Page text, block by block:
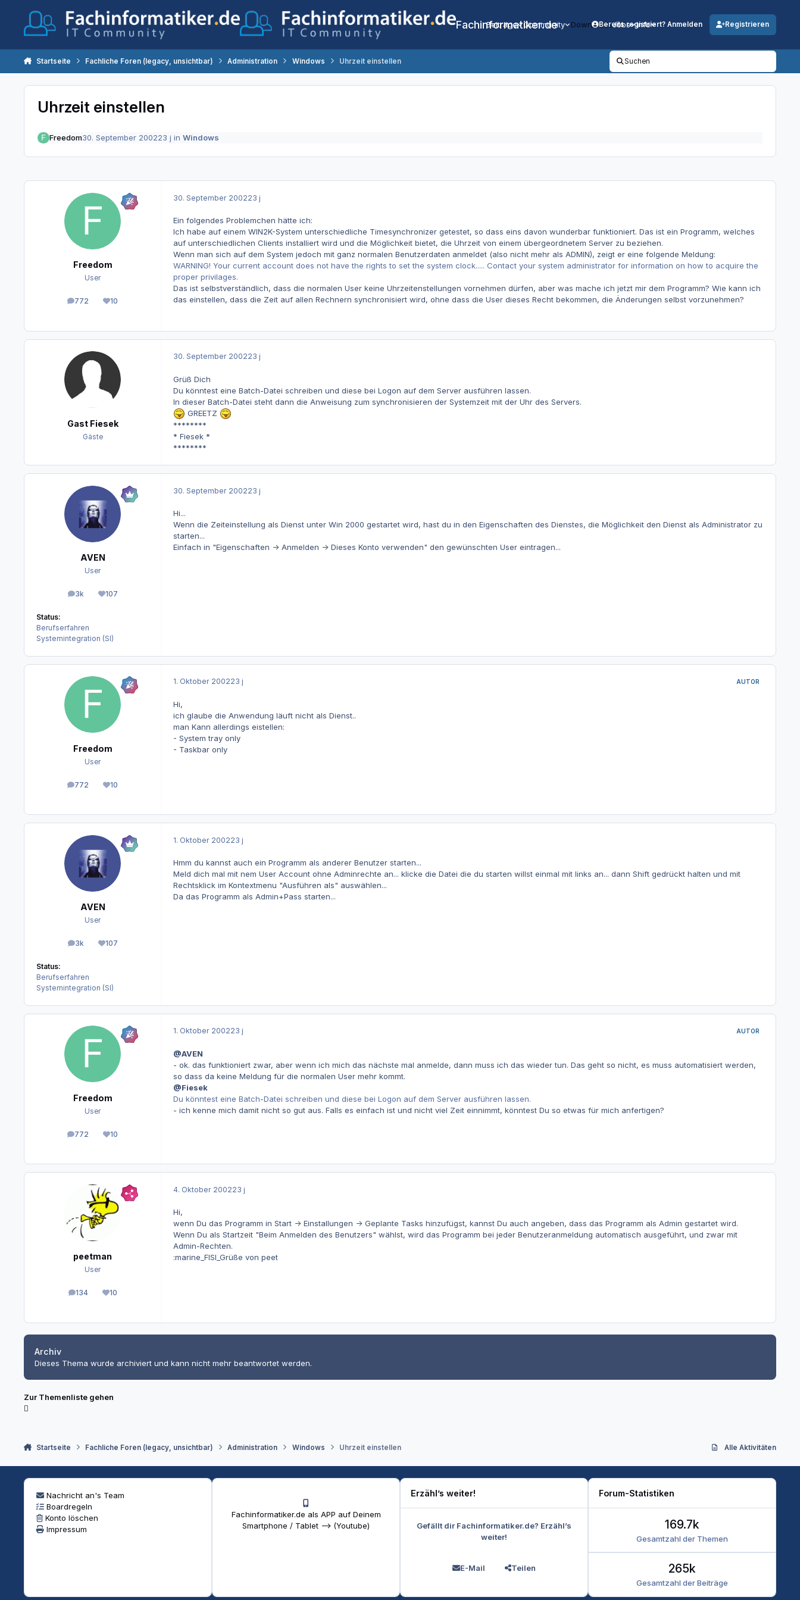
Fachinformatiker.de
Beiträge Community DownloadsJobs Info
Bereits registriert? Anmelden Registrieren
Startseite Fachliche Foren (legacy, unsichtbar) Administration Windows Uhrzeit einstellen Suchen
Uhrzeit einstellen
Freedom30. September 200223 j in Windows
Freedom
User
772
Beiträge 10
Reputation
30. September 200223 j
Ein folgendes Problemchen hätte ich:
Ich habe auf einem WIN2K-System unterschiedliche Timesynchronizer getestet, so dass eins davon wunderbar funktioniert. Das ist ein Programm, welches
auf unterschiedlichen Clients installiert wird und die Möglichkeit bietet, die Uhrzeit von einem übergeordnetem Server zu beziehen.
Wenn man sich auf dem System jedoch mit ganz normalen Benutzerdaten anmeldet (also nicht mehr als ADMIN), zeigt er eine folgende Meldung:
WARNING! Your current account does not have the rights to set the system clock..... Contact your system administrator for information on how to acquire the
proper privilages.
Das ist selbstverständlich, dass die normalen User keine Uhrzeitenstellungen vornehmen dürfen, aber was mache ich jetzt mir dem Programm? Wie kann ich
das einstellen, dass die Zeit auf allen Rechnern synchronisiert wird, ohne dass die User dieses Recht bekommen, die Änderungen selbst vorzunehmen?
Gast Fiesek
Gäste
30. September 200223 j
Grüß Dich
Du könntest eine Batch-Datei schreiben und diese bei Logon auf dem Server ausführen lassen.
In dieser Batch-Datei steht dann die Anweisung zum synchronisieren der Systemzeit mit der Uhr des Servers.
GREETZ
********
* Fiesek *
********
AVEN
User
3k
Beiträge107
Reputation
Status:
Berufserfahren
Systemintegration (SI)
30. September 200223 j
Hi...
Wenn die Zeiteinstellung als Dienst unter Win 2000 gestartet wird, hast du in den Eigenschaften des Dienstes, die Möglichkeit den Dienst als Administrator zu
starten...
Einfach in "Eigenschaften -> Anmelden -> Dieses Konto verwenden" den gewünschten User eintragen...
Freedom
User
772
Beiträge 10
Reputation
1. Oktober 200223 j AUTOR
Hi,
ich glaube die Anwendung läuft nicht als Dienst..
man Kann allerdings eistellen:
- System tray only
- Taskbar only
AVEN
User
3k
Beiträge107
Reputation
Status:
Berufserfahren
Systemintegration (SI)
1. Oktober 200223 j
Hmm du kannst auch ein Programm als anderer Benutzer starten...
Meld dich mal mit nem User Account ohne Adminrechte an... klicke die Datei die du starten willst einmal mit links an... dann Shift gedrückt halten und mit
Rechtsklick im Kontextmenu "Ausführen als" auswählen...
Da das Programm als Admin+Pass starten...
Freedom
User
772
Beiträge 10
Reputation
1. Oktober 200223 j AUTOR
@AVEN
- ok. das funktioniert zwar, aber wenn ich mich das nächste mal anmelde, dann muss ich das wieder tun. Das geht so nicht, es muss automatisiert werden,
so dass da keine Meldung für die normalen User mehr kommt.
@Fiesek
Du könntest eine Batch-Datei schreiben und diese bei Logon auf dem Server ausführen lassen.
- ich kenne mich damit nicht so gut aus. Falls es einfach ist und nicht viel Zeit einnimmt, könntest Du so etwas für mich anfertigen?
peetman
User
134
Beiträge 10
Reputation
4. Oktober 200223 j
Hi,
wenn Du das Programm in Start -> Einstallungen -> Geplante Tasks hinzufügst, kannst Du auch angeben, dass das Programm als Admin gestartet wird.
Wenn Du als Startzeit "Beim Anmelden des Benutzers" wählst, wird das Programm bei jeder Benutzeranmeldung automatisch ausgeführt, und zwar mit
Admin-Rechten.
:marine_FISI_Grüße von peet
Archiv
Dieses Thema wurde archiviert und kann nicht mehr beantwortet werden.
Zur Themenliste gehen
Startseite Fachliche Foren (legacy, unsichtbar) Administration Windows Uhrzeit einstellen Alle Aktivitäten
Nachricht an's Team
Boardregeln
Konto löschen
Impressum
Fachinformatiker.de als APP auf Deinem
Smartphone / Tablet --> (Youtube)
Erzähl’s weiter!
Gefällt dir Fachinformatiker.de? Erzähl’s
weiter!
E-Mail Teilen
Forum-Statistiken
Gesamtzahl der Themen
169.7k
Gesamtzahl der Beiträge
265k